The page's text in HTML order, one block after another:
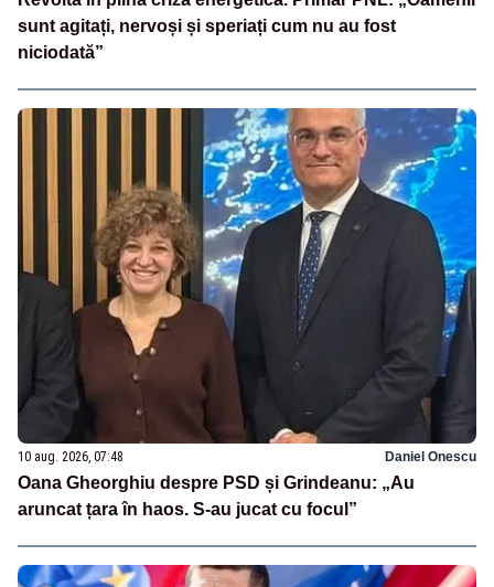
sunt agitați, nervoși și speriați cum nu au fost
niciodată”
10 aug. 2026, 07:48 Daniel Onescu
Oana Gheorghiu despre PSD și Grindeanu: „Au
aruncat țara în haos. S-au jucat cu focul”